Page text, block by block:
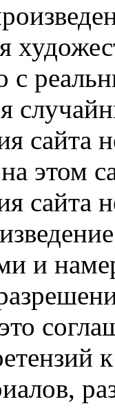
с
сайта
этом
сайта
и